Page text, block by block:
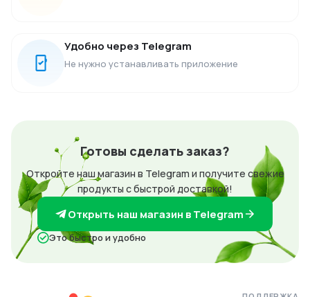
Удобно через Telegram
Не нужно устанавливать приложение
Готовы сделать заказ?
Откройте наш магазин в Telegram и получите свежие
продукты с быстрой доставкой!
Открыть наш магазин в Telegram
Это быстро и удобно